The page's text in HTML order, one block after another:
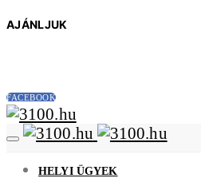
AJÁNLJUK
FACEBOOK
HELYI ÜGYEK